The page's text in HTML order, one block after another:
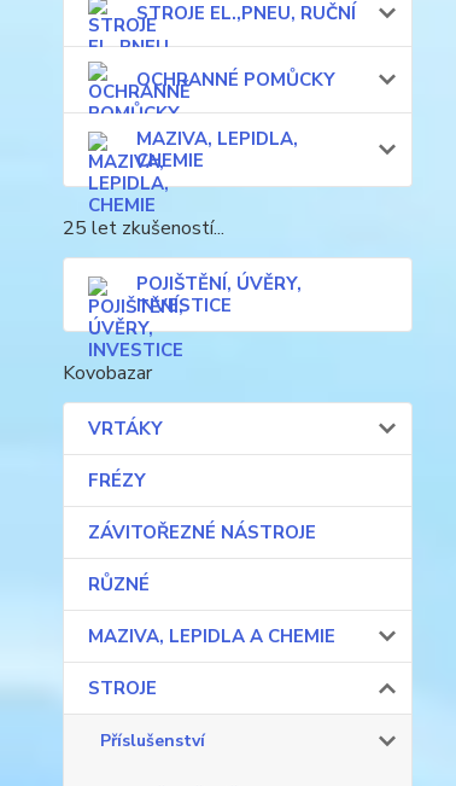
STROJE EL.,PNEU, RUČNÍ
OCHRANNÉ POMŮCKY
MAZIVA, LEPIDLA,
CHEMIE
25 let zkušeností...
POJIŠTĚNÍ, ÚVĚRY,
INVESTICE
Kovobazar
VRTÁKY
FRÉZY
ZÁVITOŘEZNÉ NÁSTROJE
RŮZNÉ
MAZIVA, LEPIDLA A CHEMIE
STROJE
Příslušenství